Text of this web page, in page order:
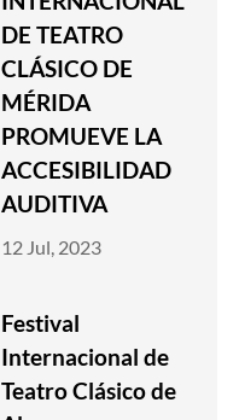
DE TEATRO
CLÁSICO DE
MÉRIDA
PROMUEVE LA
ACCESIBILIDAD
AUDITIVA
12 Jul, 2023
Festival
Internacional de
Teatro Clásico de